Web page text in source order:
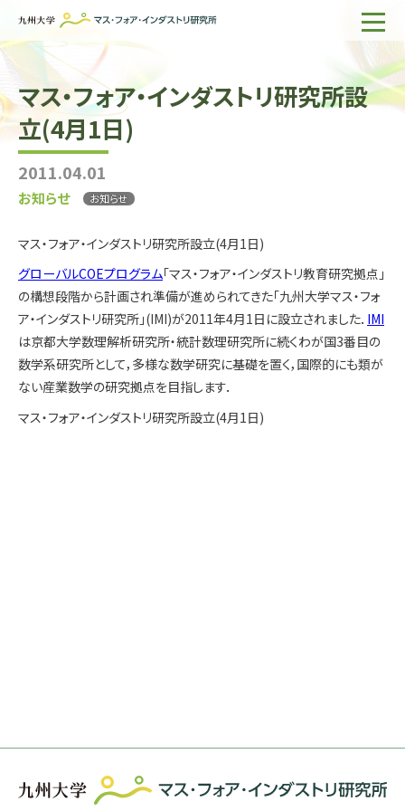
ホーム
IMIについて
組織・所員
研究活動
出版物一覧
サイト内検索 English
マス・フォア・インダストリ研究所設
立(4月1日)
2011.04.01
お知らせ お知らせ
マス・フォア・インダストリ研究所設立(4月1日)
グローバルCOEプログラム「マス・フォア・インダストリ教育研究拠点」
の構想段階から計画され準備が進められてきた「九州大学マス・フォ
ア・インダストリ研究所」(IMI)が2011年4月1日に設立されました． IMI
は京都大学数理解析研究所・統計数理研究所に続くわが国3番目の
数学系研究所として，多様な数学研究に基礎を置く，国際的にも類が
ない産業数学の研究拠点を目指します．
マス・フォア・インダストリ研究所設立(4月1日)